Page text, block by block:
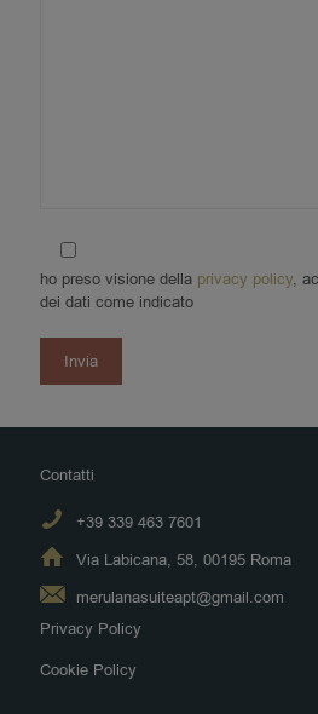
ho preso visione della privacy policy,
dei dati come indicato
Contatti
+39 339 463 7601
Via Labicana, 58, 00195 Roma
merulanasuiteapt@gmail.com
Privacy Policy
Cookie Policy